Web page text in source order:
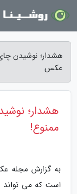
هشدار؛ نوشیدن
عکس
هشدار؛
ممنوع!
به گزارش مجله
است که می تواند